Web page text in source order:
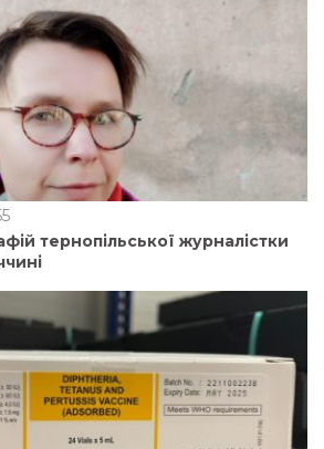
тернопільської журналістки